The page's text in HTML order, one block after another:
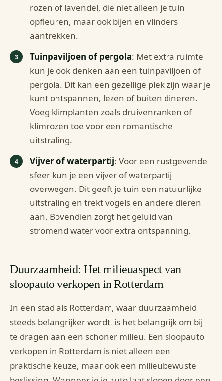
rozen of lavendel, die niet alleen je tuin
opfleuren, maar ook bijen en vlinders
aantrekken.
Tuinpaviljoen of pergola: Met extra ruimte
kun je ook denken aan een tuinpaviljoen of
pergola. Dit kan een gezellige plek zijn waar je
kunt ontspannen, lezen of buiten dineren.
Voeg klimplanten zoals druivenranken of
klimrozen toe voor een romantische
uitstraling.
Vijver of waterpartij: Voor een rustgevende
sfeer kun je een vijver of waterpartij
overwegen. Dit geeft je tuin een natuurlijke
uitstraling en trekt vogels en andere dieren
aan. Bovendien zorgt het geluid van
stromend water voor extra ontspanning.
Duurzaamheid: Het milieuaspect van
sloopauto verkopen in Rotterdam
In een stad als Rotterdam, waar duurzaamheid
steeds belangrijker wordt, is het belangrijk om bij
te dragen aan een schoner milieu. Een sloopauto
verkopen in Rotterdam is niet alleen een
praktische keuze, maar ook een milieubewuste